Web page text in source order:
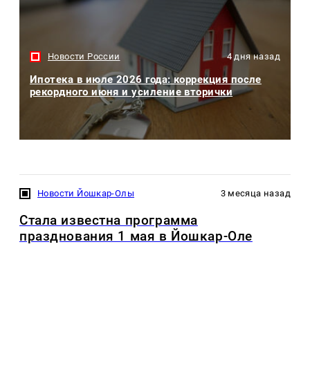
Новости России 4 дня назад
Ипотека в июле 2026 года: коррекция после
рекордного июня и усиление вторички
Новости Йошкар-Олы 3 месяца назад
Стала известна программа
празднования 1 мая в Йошкар-Оле